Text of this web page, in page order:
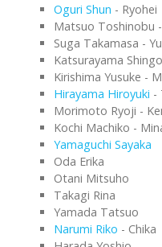
Oguri Shun - Ryohei
Matsuo Toshinobu
Suga Takamasa -
Katsurayama
Kirishima Yusuke -
Hirayama Hiroyuki -
Morimoto Ryoji -
Kochi Machiko -
Yamaguchi Sayaka
Oda Erika
Otani Mitsuho
Takagi Rina
Yamada Tatsuo
Narumi Riko - Chika